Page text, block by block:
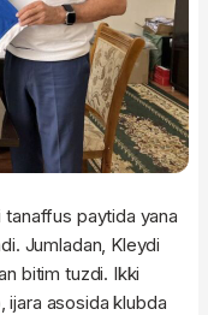
paytida yana
Jumladan, Kleydi
bitim tuzdi. Ikki
asosida klubda